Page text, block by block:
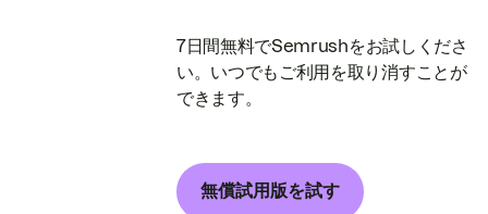
7日間無料でSemrushをお試しくださ
い。いつでもご利用を取り消すことが
できます。
無償試用版を試す